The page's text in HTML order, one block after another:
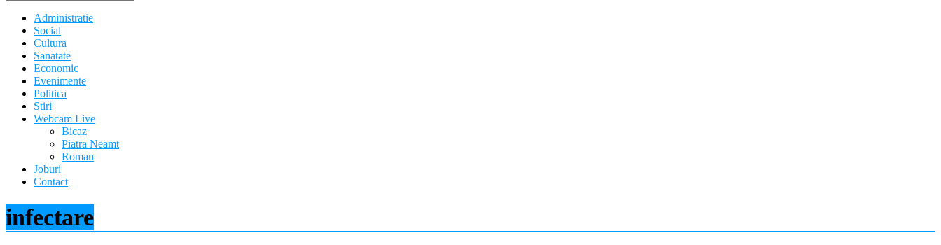
Administratie
Social
Cultura
Sanatate
Economic
Evenimente
Politica
Stiri
Webcam Live
Bicaz
Piatra Neamt
Roman
Joburi
Contact
infectare